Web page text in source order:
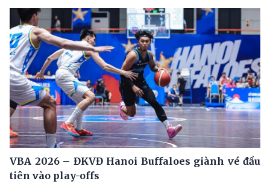
VBA 2026 – ĐKVĐ Hanoi Buffaloes giành vé đầu
tiên vào play-offs